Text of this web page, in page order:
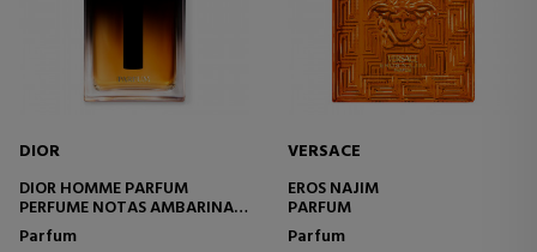
DIOR
DIOR HOMME PARFUM
PERFUME NOTAS AMBARINAS,
AMADERADAS Y FLORALES
Parfum
VERSACE
EROS NAJIM
PARFUM
Parfum